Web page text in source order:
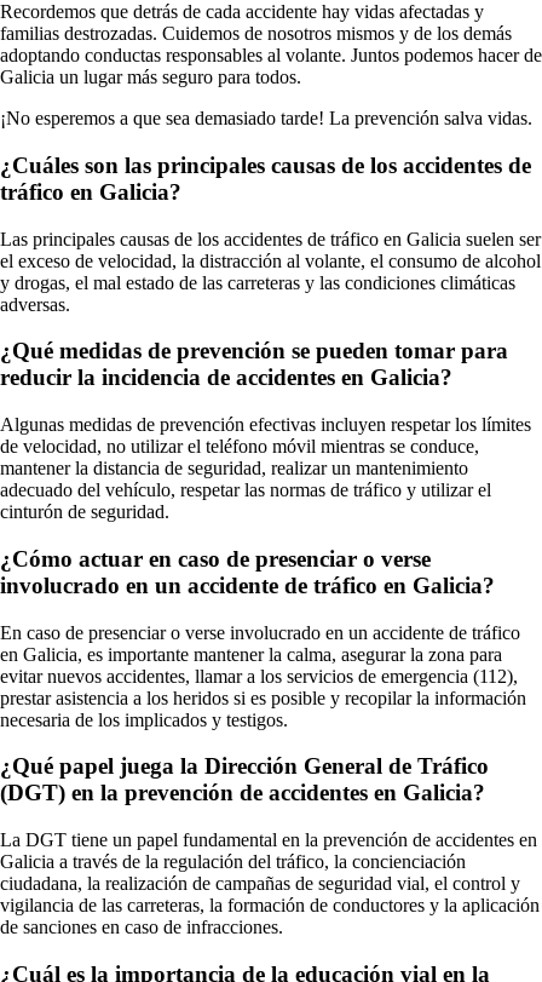
Recordemos que detrás de cada accidente hay vidas afectadas y
familias destrozadas. Cuidemos de nosotros mismos y de los demás
adoptando conductas responsables al volante. Juntos podemos hacer de
Galicia un lugar más seguro para todos.
¡No esperemos a que sea demasiado tarde! La prevención salva vidas.
¿Cuáles son las principales causas de los accidentes de
tráfico en Galicia?
Las principales causas de los accidentes de tráfico en Galicia suelen ser
el exceso de velocidad, la distracción al volante, el consumo de alcohol
y drogas, el mal estado de las carreteras y las condiciones climáticas
adversas.
¿Qué medidas de prevención se pueden tomar para
reducir la incidencia de accidentes en Galicia?
Algunas medidas de prevención efectivas incluyen respetar los límites
de velocidad, no utilizar el teléfono móvil mientras se conduce,
mantener la distancia de seguridad, realizar un mantenimiento
adecuado del vehículo, respetar las normas de tráfico y utilizar el
cinturón de seguridad.
¿Cómo actuar en caso de presenciar o verse
involucrado en un accidente de tráfico en Galicia?
En caso de presenciar o verse involucrado en un accidente de tráfico
en Galicia, es importante mantener la calma, asegurar la zona para
evitar nuevos accidentes, llamar a los servicios de emergencia (112),
prestar asistencia a los heridos si es posible y recopilar la información
necesaria de los implicados y testigos.
¿Qué papel juega la Dirección General de Tráfico
(DGT) en la prevención de accidentes en Galicia?
La DGT tiene un papel fundamental en la prevención de accidentes en
Galicia a través de la regulación del tráfico, la concienciación
ciudadana, la realización de campañas de seguridad vial, el control y
vigilancia de las carreteras, la formación de conductores y la aplicación
de sanciones en caso de infracciones.
¿Cuál es la importancia de la educación vial en la